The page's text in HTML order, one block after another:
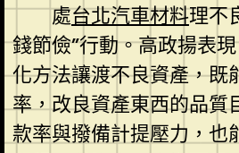
處台北汽車材料理不
錢節儉”行動。高政揚表
化方法讓渡不良資產，既
率，改良資產東西的品質
款率與撥備計提壓力，也